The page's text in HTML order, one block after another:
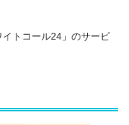
トコール24」のサービ